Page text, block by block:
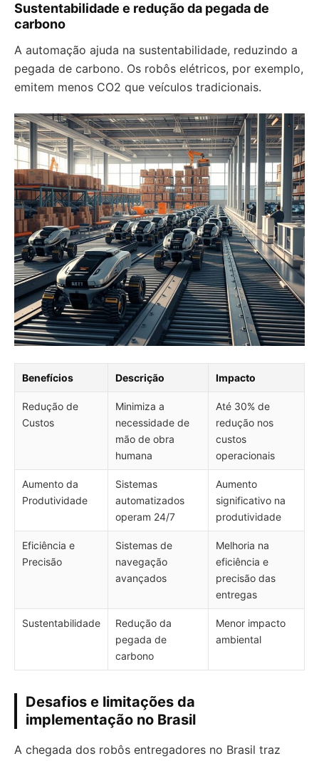
Sustentabilidade e redução da pegada de
carbono
A automação ajuda na sustentabilidade, reduzindo a
pegada de carbono. Os robôs elétricos, por exemplo,
emitem menos CO2 que veículos tradicionais.
Benefícios Descrição Impacto
Redução de
Custos
Minimiza a
necessidade de
mão de obra
humana
Até 30% de
redução nos
custos
operacionais
Aumento da
Produtividade
Sistemas
automatizados
operam 24/7
Aumento
significativo na
produtividade
Eficiência e
Precisão
Sistemas de
navegação
avançados
Melhoria na
eficiência e
precisão das
entregas
Sustentabilidade
Redução da
pegada de
carbono
Menor impacto
ambiental
Desafios e limitações da
implementação no Brasil
A chegada dos robôs entregadores no Brasil traz